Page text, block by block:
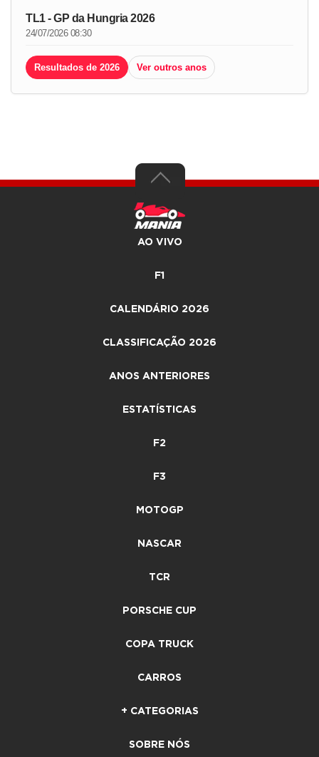
TL1 - GP da Hungria 2026
24/07/2026 08:30
Resultados de 2026 Ver outros anos
AO VIVO
F1
CALENDÁRIO 2026
CLASSIFICAÇÃO 2026
ANOS ANTERIORES
ESTATÍSTICAS
F2
F3
MOTOGP
NASCAR
TCR
PORSCHE CUP
COPA TRUCK
CARROS
+ CATEGORIAS
SOBRE NÓS